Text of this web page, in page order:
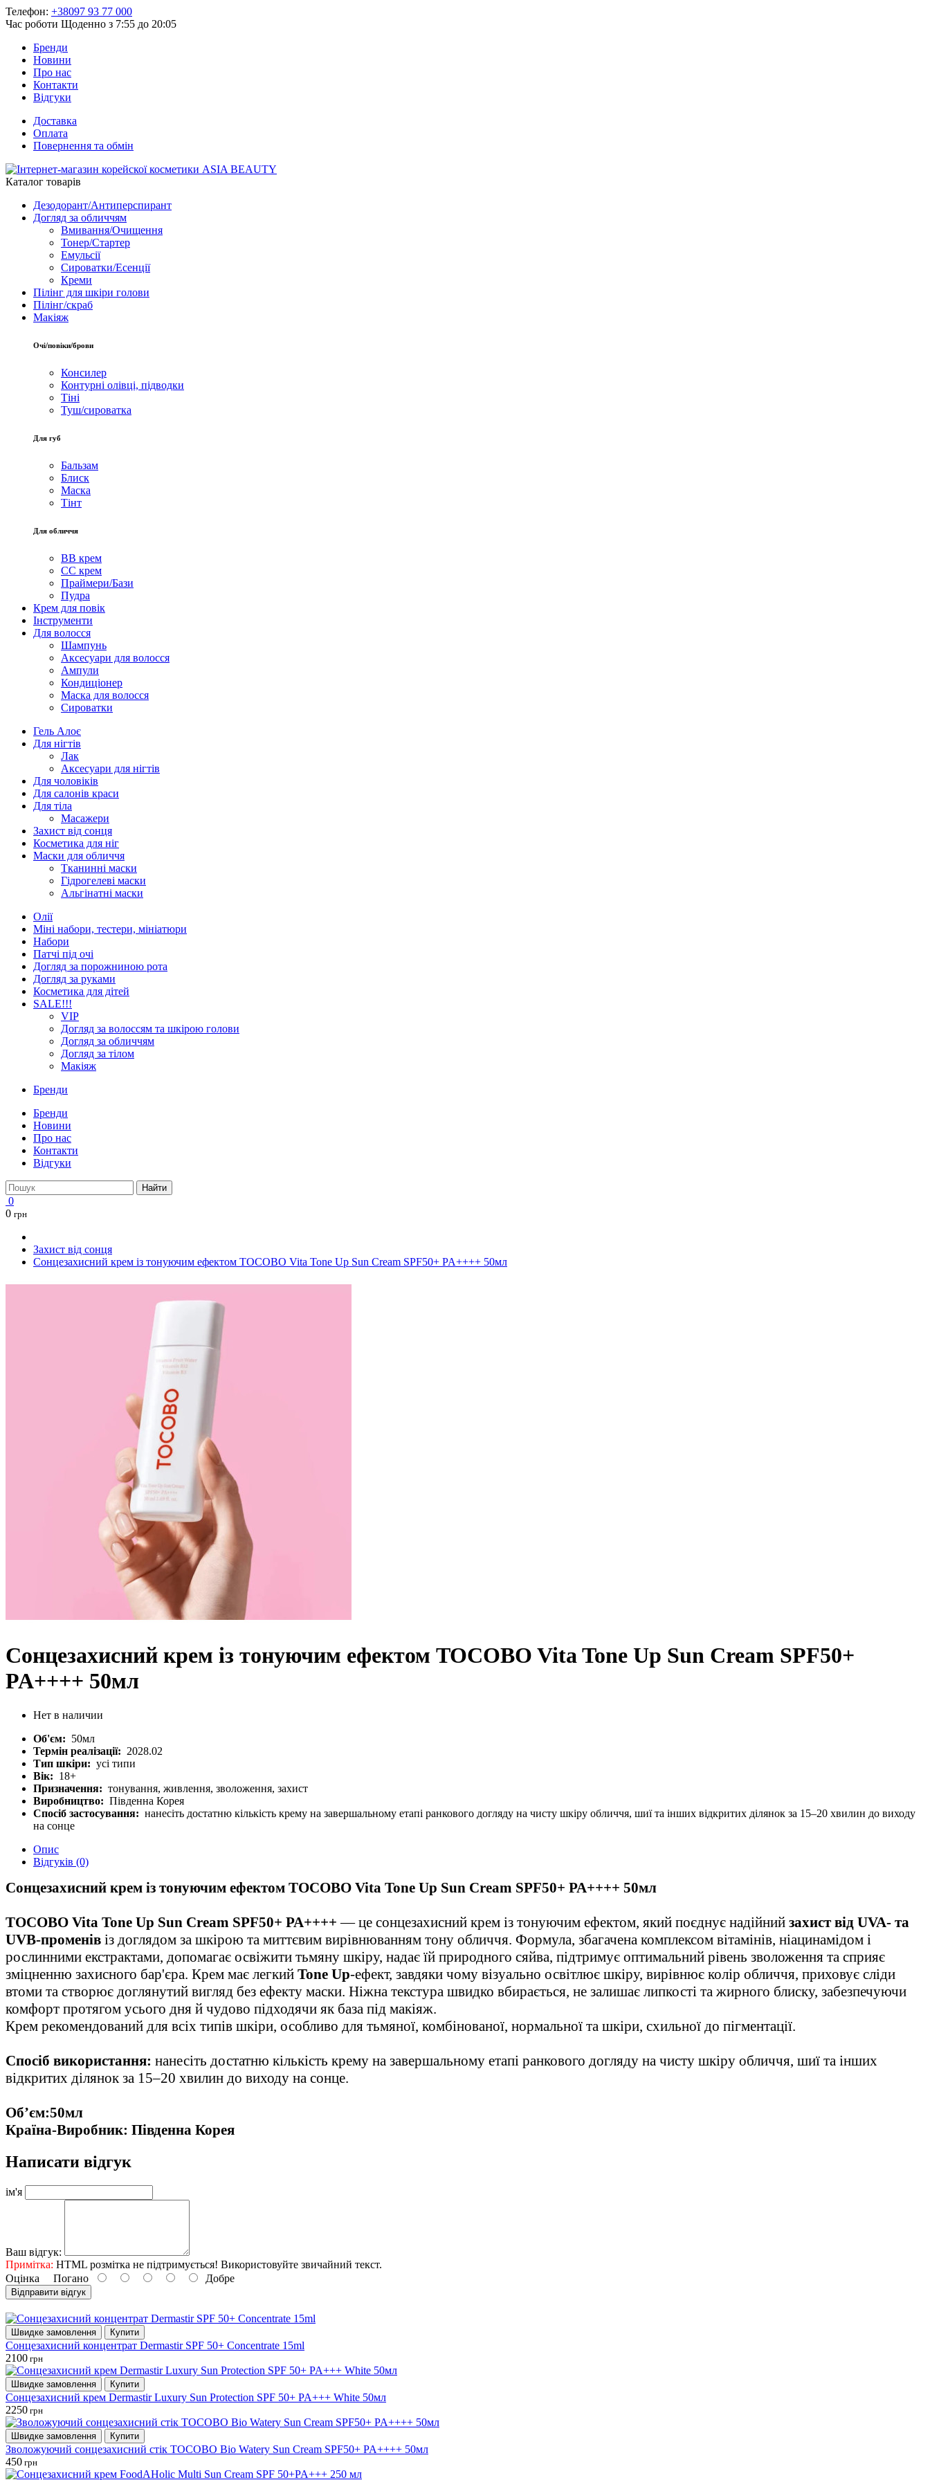
Телефон: +38097 93 77 000
Час роботи Щоденно з 7:55 до 20:05
Бренди
Новини
Про нас
Контакти
Відгуки
Доставка
Оплата
Повернення та обмін
Каталог товарів
Дезодорант/Антиперспирант
Догляд за обличчям
Вмивання/Очищення
Тонер/Стартер
Емульсії
Сироватки/Есенції
Креми
Пілінг для шкіри голови
Пілінг/скраб
Макіяж
Очі/повіки/брови
Консилер
Контурні олівці, підводки
Тіні
Туш/сироватка
Для губ
Бальзам
Блиск
Маска
Тінт
Для обличчя
BB крем
CC крем
Праймери/Бази
Пудра
Крем для повік
Інструменти
Для волосся
Шампунь
Аксесуари для волосся
Ампули
Кондиціонер
Маска для волосся
Сироватки
Гель Алоє
Для нігтів
Лак
Аксесуари для нігтів
Для чоловіків
Для салонів краси
Для тіла
Масажери
Захист від сонця
Косметика для ніг
Маски для обличчя
Тканинні маски
Гідрогелеві маски
Альгінатні маски
Олії
Міні набори, тестери, мініатюри
Набори
Патчі під очі
Догляд за порожниною рота
Догляд за руками
Косметика для дітей
SALE!!!
VIP
Догляд за волоссям та шкірою голови
Догляд за обличчям
Догляд за тілом
Макіяж
Бренди
Бренди
Новини
Про нас
Контакти
Відгуки
Найти
0
0 грн
Захист від сонця
Cонцезахисний крем із тонуючим ефектом TOCOBO Vita Tone Up Sun Cream SPF50+ PA++++ 50мл
Cонцезахисний крем із тонуючим ефектом TOCOBO Vita Tone Up Sun Cream SPF50+
PA++++ 50мл
Нет в наличии
Об'єм: 50мл
Термін реалізації: 2028.02
Тип шкіри: усі типи
Вік: 18+
Призначення: тонування, живлення, зволоження, захист
Виробництво: Південна Корея
Спосіб застосування: нанесіть достатню кількість крему на завершальному етапі ранкового догляду на чисту шкіру обличчя, шиї та інших відкритих ділянок за 15–20 хвилин до виходу
на сонце
Опис
Відгуків (0)
Cонцезахисний крем із тонуючим ефектом TOCOBO Vita Tone Up Sun Cream SPF50+ PA++++ 50мл
TOCOBO Vita Tone Up Sun Cream SPF50+ PA++++ — це сонцезахисний крем із тонуючим ефектом, який поєднує надійний захист від UVA- та
UVB-променів із доглядом за шкірою та миттєвим вирівнюванням тону обличчя. Формула, збагачена комплексом вітамінів, ніацинамідом і
рослинними екстрактами, допомагає освіжити тьмяну шкіру, надає їй природного сяйва, підтримує оптимальний рівень зволоження та сприяє
зміцненню захисного бар'єра. Крем має легкий Tone Up-ефект, завдяки чому візуально освітлює шкіру, вирівнює колір обличчя, приховує сліди
втоми та створює доглянутий вигляд без ефекту маски. Ніжна текстура швидко вбирається, не залишає липкості та жирного блиску, забезпечуючи
комфорт протягом усього дня й чудово підходячи як база під макіяж.
Крем рекомендований для всіх типів шкіри, особливо для тьмяної, комбінованої, нормальної та шкіри, схильної до пігментації.
Спосіб використання: нанесіть достатню кількість крему на завершальному етапі ранкового догляду на чисту шкіру обличчя, шиї та інших
відкритих ділянок за 15–20 хвилин до виходу на сонце.
Об’єм:50мл
Країна-Виробник: Південна Корея
Написати відгук
ім'я
Ваш відгук:
Примітка: HTML розмітка не підтримується! Використовуйте звичайний текст.
Оцінка Погано Добре
Відправити відгук
Швидке замовлення Купити
Сонцезахисний концентрат Dermastir SPF 50+ Concentrate 15ml
2100 грн
Швидке замовлення Купити
Сонцезахисний крем Dermastir Luxury Sun Protection SPF 50+ PA+++ White 50мл
2250 грн
Швидке замовлення Купити
Зволожуючий сонцезахисний стік TOCOBO Bio Watery Sun Cream SPF50+ PA++++ 50мл
450 грн